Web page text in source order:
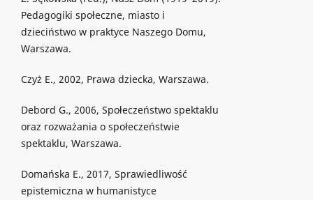
Pedagogiki społeczne, miasto i
dzieciństwo w praktyce Naszego Domu,
Warszawa.
Czyż E., 2002, Prawa dziecka, Warszawa.
Debord G., 2006, Społeczeństwo spektaklu
oraz rozważania o społeczeństwie
spektaklu, Warszawa.
Domańska E., 2017, Sprawiedliwość
epistemiczna w humanistyce